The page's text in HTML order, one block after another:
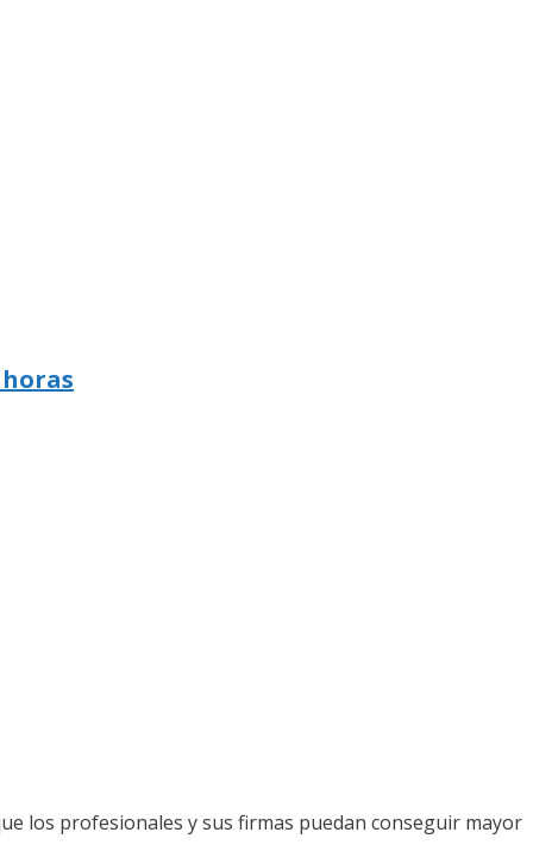
los profesionales y sus firmas puedan conseguir mayor